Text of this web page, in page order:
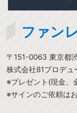
ファン
〒151-0063 東京都
株式会社81プロ
※プレゼント(現金、
※サインのご依頼は